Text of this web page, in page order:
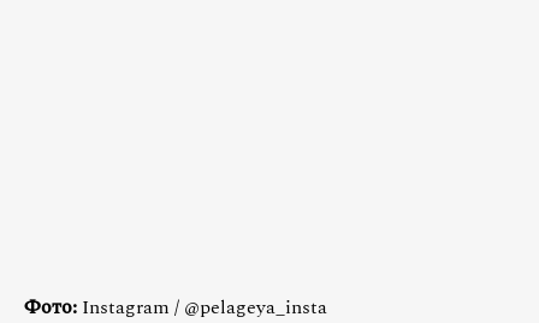
Фото: Instagram / @pelageya_insta